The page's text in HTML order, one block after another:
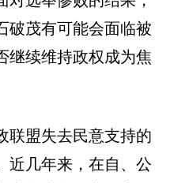
破茂有可能会面临被
继续维持政权成为焦
联盟失去民意支持的
近几年来，在自、公